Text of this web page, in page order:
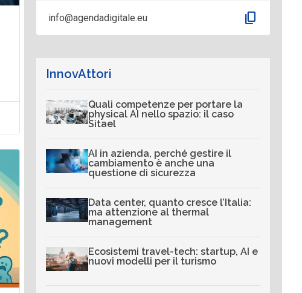
info@agendadigitale.eu content_copy
InnovAttori
Quali competenze per portare la
physical AI nello spazio: il caso
Sitael
AI in azienda, perché gestire il
cambiamento è anche una
questione di sicurezza
Data center, quanto cresce l’Italia:
ma attenzione al thermal
management
Ecosistemi travel-tech: startup, AI e
nuovi modelli per il turismo